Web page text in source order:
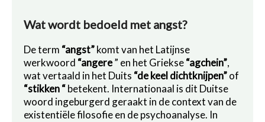
Wat wordt bedoeld met angst?
De term “angst”komt van het Latijnse
werkwoord “angere” en het Griekse“agchein”,
wat vertaald in het Duits “de keel dichtknijpen”of
“stikken“betekent. Internationaal is dit Duitse
woord ingeburgerd geraakt in de context van de
existentiële filosofie en de psychoanalyse. In